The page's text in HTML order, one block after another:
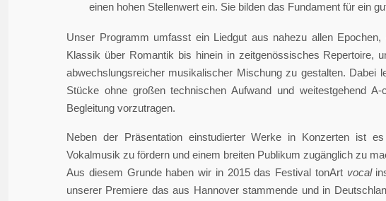
einen hohen Stellenwert ein. Sie bilden das Fundament für ein
Unser Programm umfasst ein Liedgut aus nahezu allen
Klassik über Romantik bis hinein in zeitgenössisches Repertoire,
abwechslungsreicher musikalischer Mischung zu gestalten. Dabei
Stücke ohne großen technischen Aufwand und weitestgehend
Begleitung vorzutragen.
Neben der Präsentation einstudierter Werke in Konzerten ist
Vokalmusik zu fördern und einem breiten Publikum zugänglich zu
Aus diesem Grunde haben wir in 2015 das Festival tonArt vocal
unserer Premiere das aus Hannover stammende und in